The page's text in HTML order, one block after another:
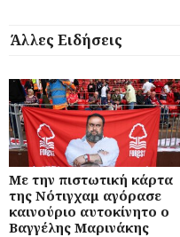
Άλλες Ειδήσεις
Με την πιστωτική κάρτα
της Νότιγχαμ αγόρασε
καινούριο αυτοκίνητο ο
Βαγγέλης Μαρινάκης